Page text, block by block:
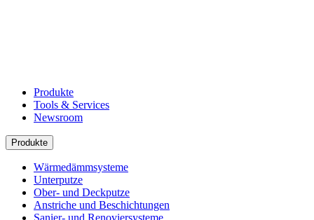
Produkte
Tools & Services
Newsroom
Produkte
Wärmedämmsysteme
Unterputze
Ober- und Deckputze
Anstriche und Beschichtungen
Sanier- und Renoviersysteme